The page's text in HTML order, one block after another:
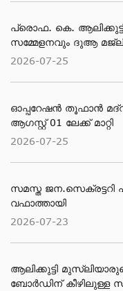
പ്രൊഫ. കെ.
സമ്മേളനവും ദുആ
2026-07-25
ഓപ്പറേഷൻ തൂഫാൻ
ആഗസ്റ്റ് 01 ലേക്ക് മാറ്റി
2026-07-25
സമസ്ത ജന.സെക്രട്ടറി
വഫാത്തായി
2026-07-23
ആലിക്കുട്ടി
ബോര്‍ഡിന് കീഴിലുള്ള